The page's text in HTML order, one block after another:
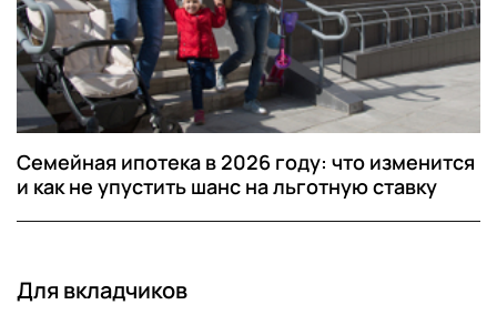
Семейная ипотека в 2026 году: что изменится
и как не упустить шанс на льготную ставку
Для вкладчиков